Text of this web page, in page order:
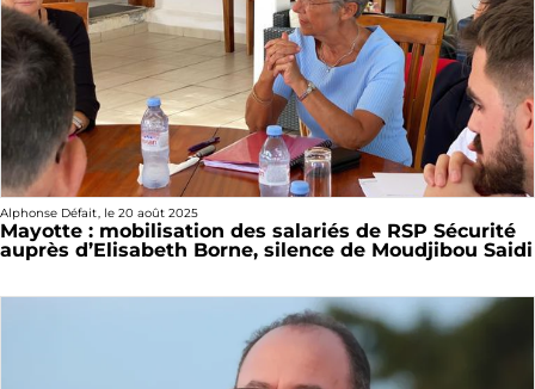
Alphonse Défait, le 20 août 2025
Mayotte : mobilisation des salariés de RSP Sécurité
auprès d’Elisabeth Borne, silence de Moudjibou Saidi